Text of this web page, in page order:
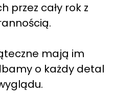
przez cały rok z
mają im
o każdy detal